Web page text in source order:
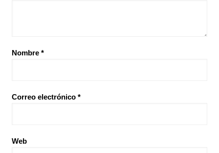
Nombre *
Correo electrónico *
Web